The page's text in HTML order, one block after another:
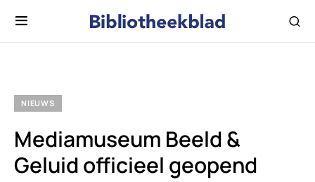
NIEUWS
Mediamuseum Beeld &
Geluid officieel geopend